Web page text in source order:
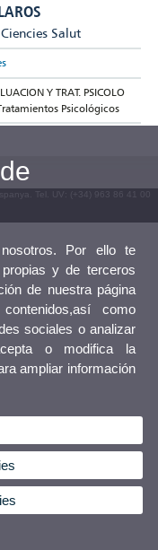
Salut
Y TRAT. PSICOLO
Psicológicos
Tel. UV: (+34) 963 86 41 00
Por ello te
y de terceros
de nuestra página
como
sociales o analizar
o modifica la
ampliar información